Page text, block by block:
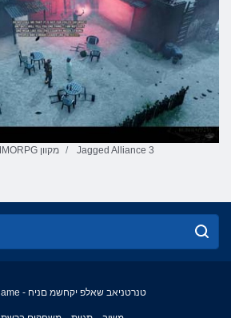
משחקי MMORPG מקוון Jagged Alliance 3
© game-game - טנרטניאב שאלפ יקחשמ םניח